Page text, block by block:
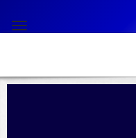
jump
content
Toggle